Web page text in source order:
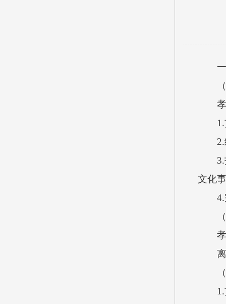
一
（
孝义
1.贯
2.统
3.指
文化
4.完
（
孝义
离退
（
1.贯